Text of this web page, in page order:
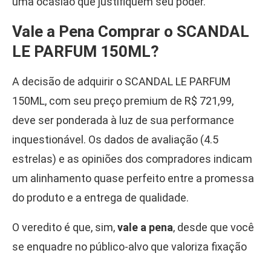
Vale a Pena Comprar o SCANDAL
LE PARFUM 150ML?
A decisão de adquirir o SCANDAL LE PARFUM
150ML, com seu preço premium de R$ 721,99,
deve ser ponderada à luz de sua performance
inquestionável. Os dados de avaliação (4.5
estrelas) e as opiniões dos compradores indicam
um alinhamento quase perfeito entre a promessa
do produto e a entrega de qualidade.
O veredito é que, sim,vale a pena, desde que você
se enquadre no público-alvo que valoriza fixação